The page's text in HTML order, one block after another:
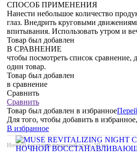
СПОСОБ ПРИМЕНЕНИЯ
Нанести небольшое количество
глаз. Внедрить круговыми
впитывания. Использовать утром и
Товар был добавлен
В СРАВНЕНИЕ
чтобы посмотреть список сравнение,
один товар.
Товар был добавлен
в сравнение
Сравнить
Сравнить
Товар был добавлен в избранное
Для того, чтобы добавить в
В избранное
Ночной восстанавливающий крем, 50 мл